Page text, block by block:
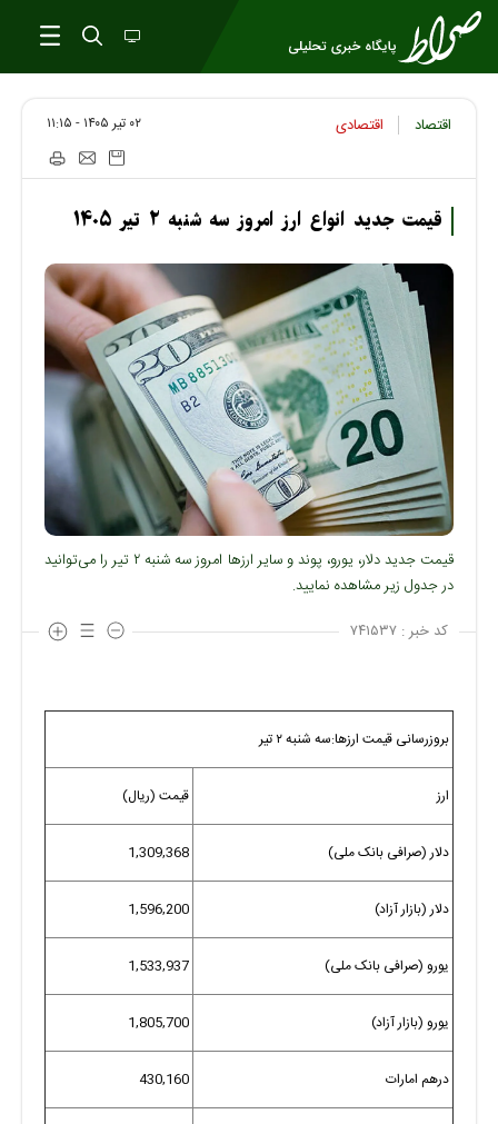
اقتصاد اقتصادی ۰۲ تير ۱۴۰۵ - ۱۱:۱۵
قیمت جدید انواع ارز امروز سه شنبه ۲ تیر ۱۴۰۵
قیمت جدید دلار، یورو، پوند و سایر ارز‌ها امروز سه شنبه ۲ تیر را می‌توانید
در جدول زیر مشاهده نمایید.
کد خبر : ۷۴۱۵۳۷
بروزرسانی قیمت ارزها:سه شنبه ۲ تیر
ارز قیمت (ریال)
دلار (صرافی بانک ملی) 1,309,368
دلار (بازار آزاد) 1,596,200
یورو (صرافی بانک ملی) 1,533,937
یورو (بازار آزاد) 1,805,700
درهم امارات 430,160